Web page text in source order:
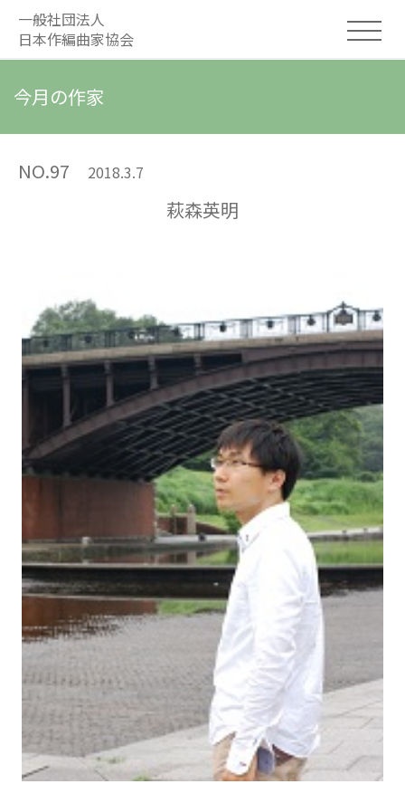
一般社団法人
日本作編曲家協会
今月の作家
NO.97 2018.3.7
萩森英明